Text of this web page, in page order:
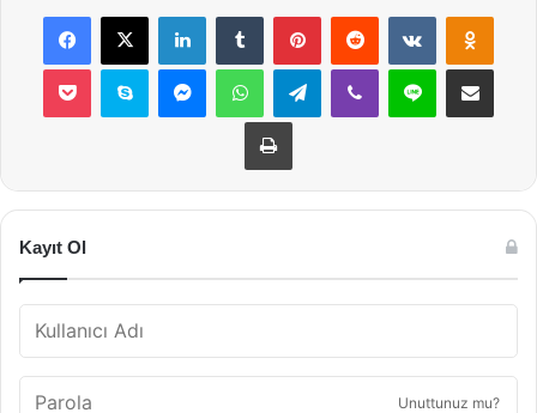
Facebook
X LinkedInTumblr PinterestReddit VKontakte
Pocket Skype MessengerWhatsAppTelegramViber Line E-Posta ile
Yazdır
Kayıt Ol
Unuttunuz mu?